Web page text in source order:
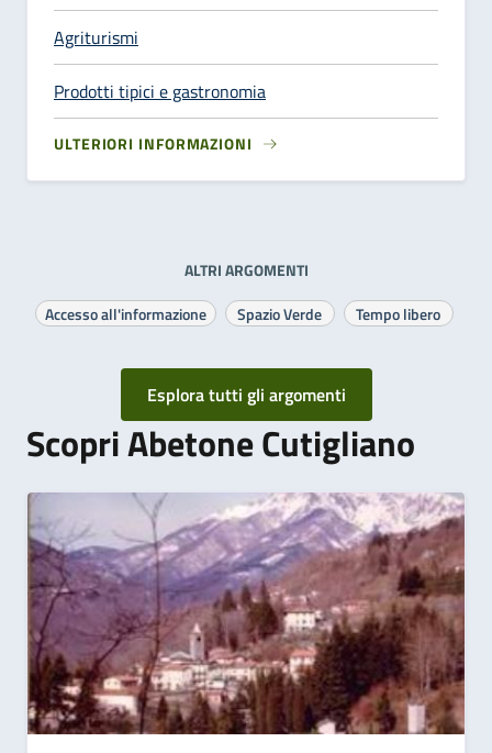
Agriturismi
Prodotti tipici e gastronomia
ULTERIORI INFORMAZIONI
ALTRI ARGOMENTI
Accesso all'informazione
Spazio Verde Tempo libero
Esplora tutti gli argomenti
Scopri Abetone Cutigliano